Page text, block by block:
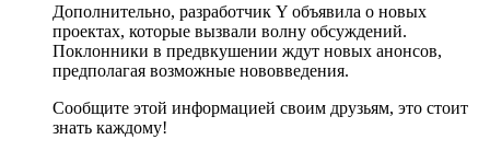
Дополнительно, разработчик Y объявила о новых
проектах, которые вызвали волну обсуждений.
Поклонники в предвкушении ждут новых анонсов,
предполагая возможные нововведения.
Сообщите этой информацией своим друзьям, это стоит
знать каждому!